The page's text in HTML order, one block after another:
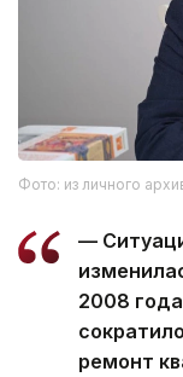
Фото: из личного
—
2008
ремонт